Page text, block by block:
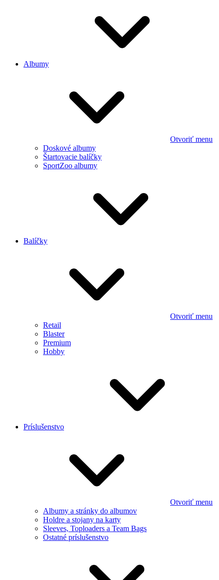
Albumy
Otvoriť menu
Doskové albumy
Štartovacie balíčky
SportZoo albumy
Balíčky
Otvoriť menu
Retail
Blaster
Premium
Hobby
Príslušenstvo
Otvoriť menu
Albumy a stránky do albumov
Holdre a stojany na karty
Sleeves, Toploaders a Team Bags
Ostatné príslušenstvo